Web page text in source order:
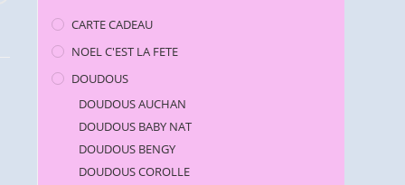
CARTE CADEAU
NOEL C'EST LA FETE
DOUDOUS
DOUDOUS AUCHAN
DOUDOUS BABY NAT
DOUDOUS BENGY
DOUDOUS COROLLE